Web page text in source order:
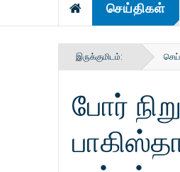
செய்திகள்
இருக்குமிடம்:
போர்